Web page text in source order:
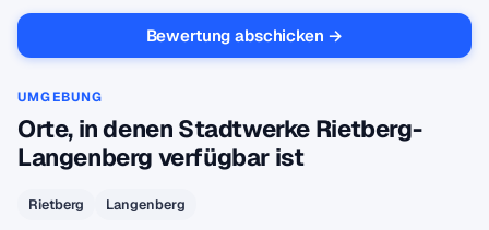
Bewertung abschicken →
UMGEBUNG
Orte, in denen Stadtwerke Rietberg-
Langenberg verfügbar ist
Rietberg Langenberg